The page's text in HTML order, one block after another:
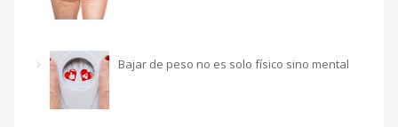
Bajar de peso no es solo físico sino mental